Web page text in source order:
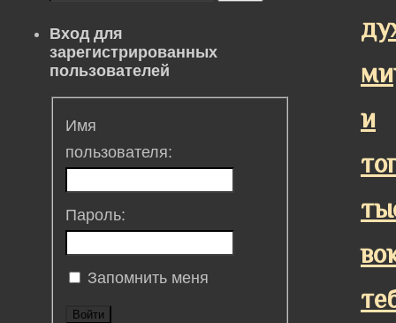
и
Вход для
зарегистрированных
пользователей
Имя
пользователя:
Пароль:
Запомнить меня
Войти